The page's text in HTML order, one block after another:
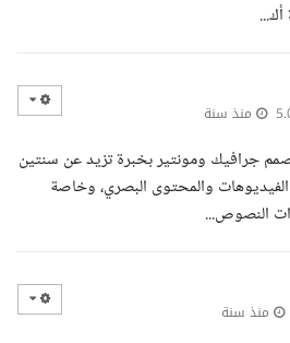
منذ سنة
جرافيك ومونتير بخبرة تزيد عن سنتين
والمحتوى البصري، وخاصة
النصوص...
منذ سنة